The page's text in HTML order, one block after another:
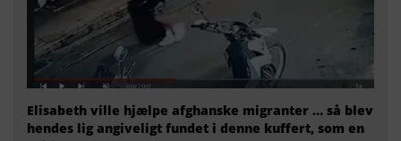
Elisabeth ville hjælpe afghanske migranter … så blev
hendes lig angiveligt fundet i denne kuffert, som en